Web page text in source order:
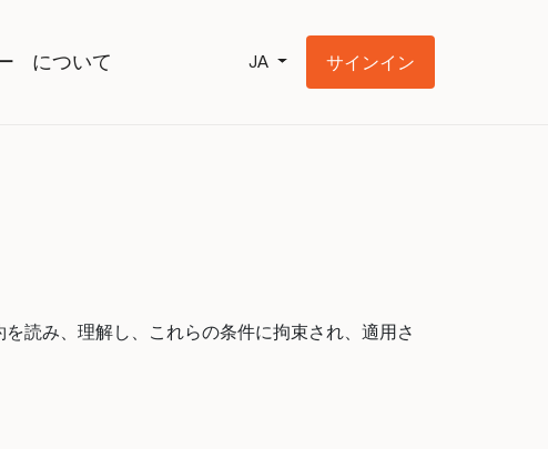
について JA サインイン
読み、理解し、これらの条件に拘束され、適用さ